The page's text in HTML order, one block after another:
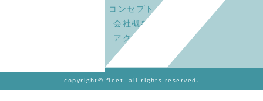
コンセプト
会社概要
アクセス
copyright© fleet. all rights reserved.